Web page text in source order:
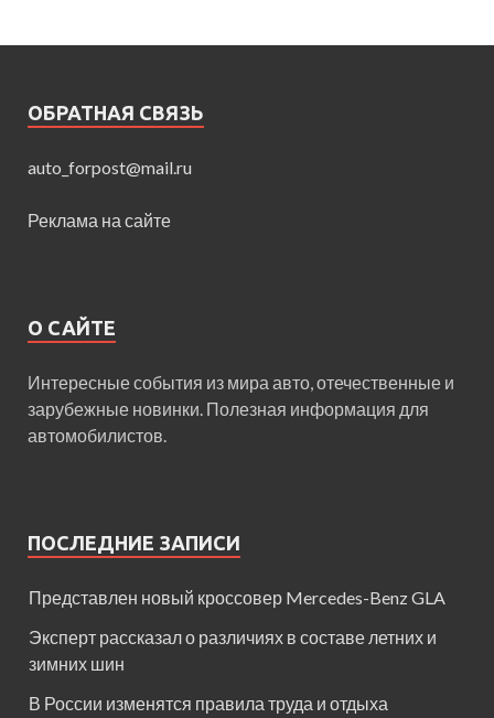
ОБРАТНАЯ СВЯЗЬ
auto_forpost@mail.ru
Реклама на сайте
О САЙТЕ
Интересные события из мира авто, отечественные и
зарубежные новинки. Полезная информация для
автомобилистов.
ПОСЛЕДНИЕ ЗАПИСИ
Представлен новый кроссовер Mercedes-Benz GLA
Эксперт рассказал о различиях в составе летних и
зимних шин
В России изменятся правила труда и отдыха